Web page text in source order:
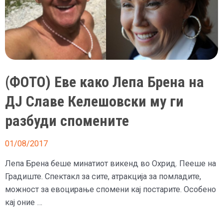
(ФОТО) Еве како Лепа Брена на
ДЈ Славе Келешовски му ги
разбуди спомените
01/08/2017
Лепа Брена беше минатиот викенд во Охрид. Пееше на
Градиште. Спектакл за сите, атракција за помладите,
можност за евоцирање спомени кај постарите. Особено
кај оние …